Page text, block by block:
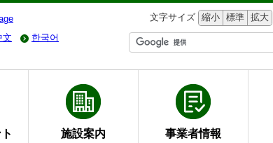
文字サイズ 縮小 標準 拡大
文 한국어
施設案内 事業者情報